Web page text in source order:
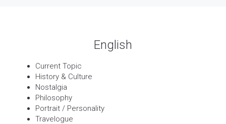
English
Current Topic
History & Culture
Nostalgia
Philosophy
Portrait / Personality
Travelogue